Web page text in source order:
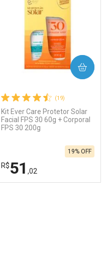
(19)
Kit Ever Care Protetor Solar
Facial FPS 30 60g + Corporal
FPS 30 200g
R$51 ,02
19% OFF
COMPRAR